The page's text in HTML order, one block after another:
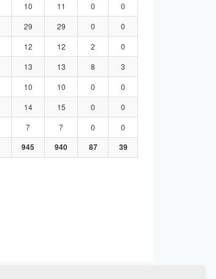
10 11 0
0
29 29 0
0
12 12 2
0
13 13 8
3
10 10 0
0
14 15 0
0
7 7 0
0
945 940 87 39